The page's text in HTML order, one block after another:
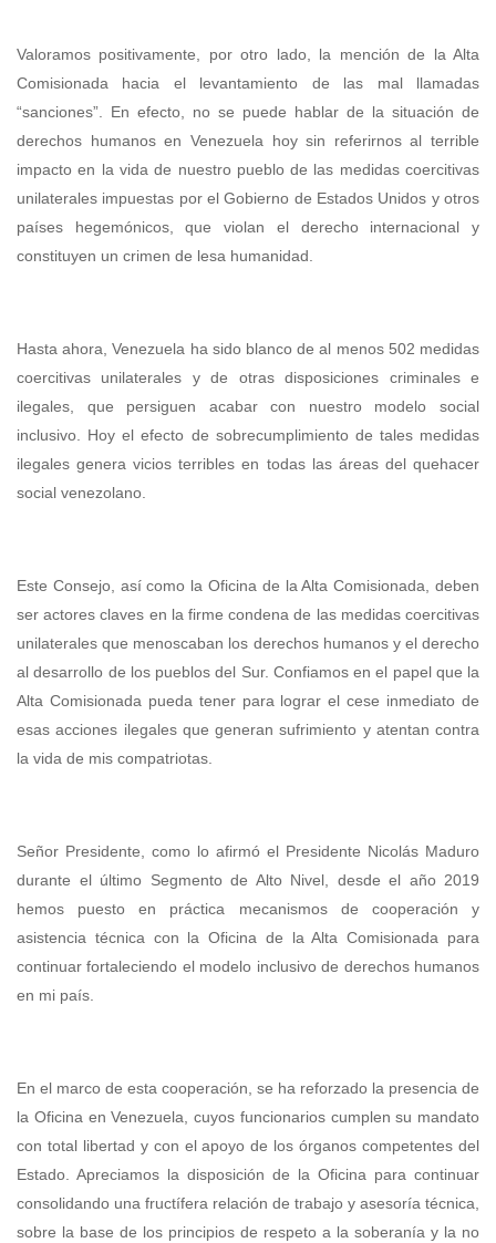
Valoramos positivamente, por otro lado, la mención de la Alta
Comisionada hacia el levantamiento de las mal llamadas
“sanciones”. En efecto, no se puede hablar de la situación de
derechos humanos en Venezuela hoy sin referirnos al terrible
impacto en la vida de nuestro pueblo de las medidas coercitivas
unilaterales impuestas por el Gobierno de Estados Unidos y otros
países hegemónicos, que violan el derecho internacional y
constituyen un crimen de lesa humanidad.
Hasta ahora, Venezuela ha sido blanco de al menos 502 medidas
coercitivas unilaterales y de otras disposiciones criminales e
ilegales, que persiguen acabar con nuestro modelo social
inclusivo. Hoy el efecto de sobrecumplimiento de tales medidas
ilegales genera vicios terribles en todas las áreas del quehacer
social venezolano.
Este Consejo, así como la Oficina de la Alta Comisionada, deben
ser actores claves en la firme condena de las medidas coercitivas
unilaterales que menoscaban los derechos humanos y el derecho
al desarrollo de los pueblos del Sur. Confiamos en el papel que la
Alta Comisionada pueda tener para lograr el cese inmediato de
esas acciones ilegales que generan sufrimiento y atentan contra
la vida de mis compatriotas.
Señor Presidente, como lo afirmó el Presidente Nicolás Maduro
durante el último Segmento de Alto Nivel, desde el año 2019
hemos puesto en práctica mecanismos de cooperación y
asistencia técnica con la Oficina de la Alta Comisionada para
continuar fortaleciendo el modelo inclusivo de derechos humanos
en mi país.
En el marco de esta cooperación, se ha reforzado la presencia de
la Oficina en Venezuela, cuyos funcionarios cumplen su mandato
con total libertad y con el apoyo de los órganos competentes del
Estado. Apreciamos la disposición de la Oficina para continuar
consolidando una fructífera relación de trabajo y asesoría técnica,
sobre la base de los principios de respeto a la soberanía y la no